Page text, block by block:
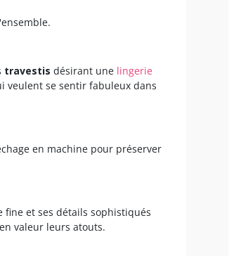
travestis désirant une lingerie
veulent se sentir fabuleux dans
en machine pour préserver
fine et ses détails sophistiqués
valeur leurs atouts.